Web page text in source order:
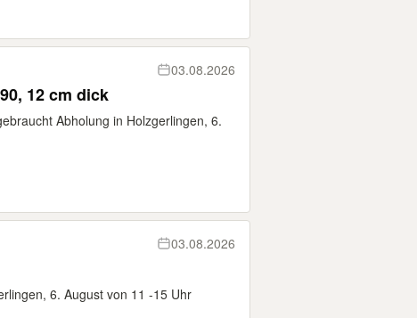
03.08.2026
12 cm dick
Abholung in Holzgerlingen, 6.
03.08.2026
6. August von 11 -15 Uhr